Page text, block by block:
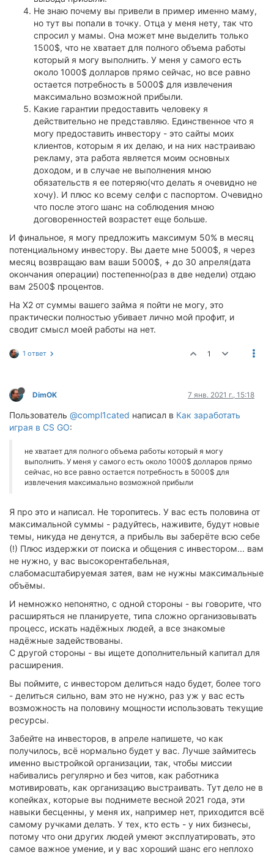
Не знаю почему вы привели в пример именно маму,
но тут вы попали в точку. Отца у меня нету, так что
спросил у мамы. Она может мне выделить только
1500$, что не хватает для полного объема работы
который я могу выполнить. У меня у самого есть
около 1000$ долларов прямо сейчас, но все равно
остается потребность в 5000$ для извлечения
максимально возможной прибыли.
Какие гарантии предоставить человеку я
действительно не представляю. Единственное что я
могу предоставить инвестору - это сайты моих
клиентов, которым я их делаю, и на них настраиваю
рекламу, эта работа является моим основных
доходом, и в случае не выполнения мною
обязательств я ее потеряю(что делать я очевидно не
хочу). И плюс ко всему селфи с паспортом. Очевидно
что после этого шанс на соблюдения мною
договоренностей возрастет еще больше.
И финальное, я могу предложить максимум 50% в месяц
потенциальному инвестору. Вы даете мне 5000$, я через
месяц возвращаю вам ваши 5000$, + до 30 апреля(дата
окончания операции) постепенно(раз в две недели) отдаю
вам 2500$ процентов.
На Х2 от суммы вашего займа я пойти не могу, это
практически полностью убивает лично мой профит, и
сводит смысл моей работы на нет.
1 ответ 1
DimOK 7 янв. 2021 г., 15:18
Пользователь @compl1cated написал в Как заработать
играя в CS GO:
не хватает для полного объема работы который я могу
выполнить. У меня у самого есть около 1000$ долларов прямо
сейчас, но все равно остается потребность в 5000$ для
извлечения максимально возможной прибыли
Я про это и написал. Не торопитесь. У вас есть половина от
максимальной суммы - радуйтесь, наживите, будут новые
темы, никуда не денутся, а прибыль вы заберёте всю себе
(!) Плюс издержки от поиска и общения с инвестором... вам
не нужно, у вас высокорентабельная,
слабомасштабируемая затея, вам не нужны максимальные
объёмы.
И немножко непонятно, с одной стороны - вы говорите, что
расширяться не планируете, типа сложно организовывать
процесс, искать надёжных людей, а все знакомые
надёжные задействованы.
С другой стороны - вы ищете дополнительный капитал для
расширения.
Вы поймите, с инвестором делиться надо будет, более того
- делиться сильно, вам это не нужно, раз уж у вас есть
возможность на половину мощности использовать текущие
ресурсы.
Забейте на инвесторов, в апреле напишете, чо как
получилось, всё нормально будет у вас. Лучше займитесь
именно выстройкой организации, так, чтобы миссии
набивались регулярно и без читов, как работника
мотивировать, как организацию выстраивать. Тут дело не в
копейках, которые вы поднимете весной 2021 года, эти
навыки бесценны, у меня их, например нет, приходится всё
самому ручками делать. У тех, кто есть - у них бизнесы,
потому что они других людей умеют эксплуатировать, это
самое важное умение, и у вас хороший шанс его неплохо